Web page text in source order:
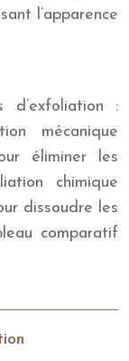
l’apparence
d’exfoliation :
mécanique
éliminer les
chimique
dissoudre les
comparatif